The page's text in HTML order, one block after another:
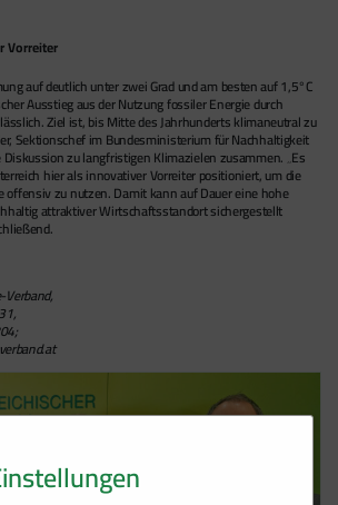
Vorreiter
auf deutlich unter zwei Grad und am besten auf 1,5°C
Ausstieg aus der Nutzung fossiler Energie durch
Ziel ist, bis Mitte des Jahrhunderts klimaneutral zu
Sektionschef im Bundesministerium für Nachhaltigkeit
Diskussion zu langfristigen Klimazielen zusammen. „Es
hier als innovativer Vorreiter positioniert, um die
offensiv zu nutzen. Damit kann auf Dauer eine hohe
attraktiver Wirtschaftsstandort sichergestellt